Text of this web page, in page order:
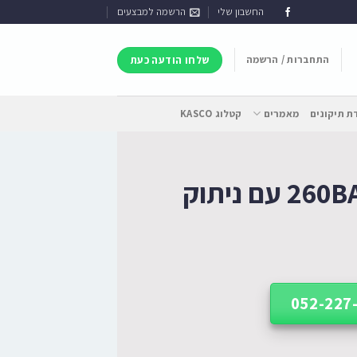
החשבון שלי הרשמה למבצעים
התחברות / הרשמה שלחו הודעה כעת
תיקונים מאמרים קטלוג KASCO
מכונת שטיפה 260BAR TE עם ניתוק